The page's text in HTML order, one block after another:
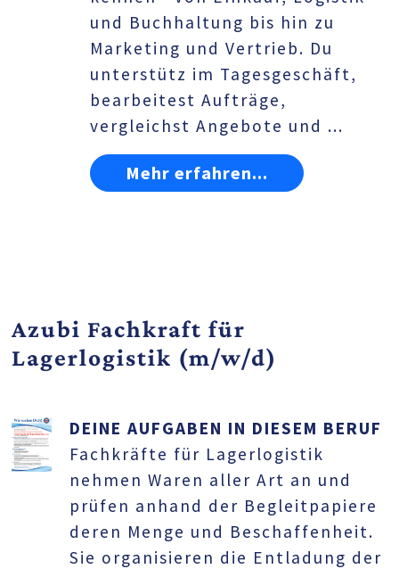
und Buchhaltung bis hin zu
Marketing und Vertrieb. Du
unterstütz im Tagesgeschäft,
bearbeitest Aufträge,
vergleichst Angebote und ...
Mehr erfahren...
Azubi Fachkraft für
Lagerlogistik (m/w/d)
DEINE AUFGABEN IN DIESEM BERUF
Fachkräfte für Lagerlogistik
nehmen Waren aller Art an und
prüfen anhand der Begleitpapiere
deren Menge und Beschaffenheit.
Sie organisieren die Entladung der